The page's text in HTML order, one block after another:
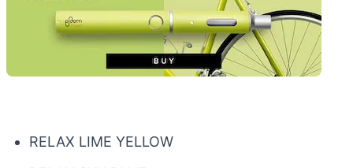
RELAX LIME YELLOW